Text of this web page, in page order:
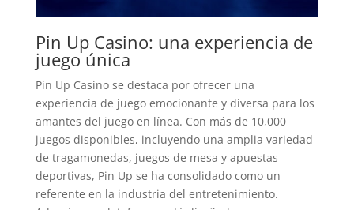
Pin Up Casino: una experiencia de
juego única
Pin Up Casino se destaca por ofrecer una
experiencia de juego emocionante y diversa para los
amantes del juego en línea. Con más de 10,000
juegos disponibles, incluyendo una amplia variedad
de tragamonedas, juegos de mesa y apuestas
deportivas, Pin Up se ha consolidado como un
referente en la industria del entretenimiento.